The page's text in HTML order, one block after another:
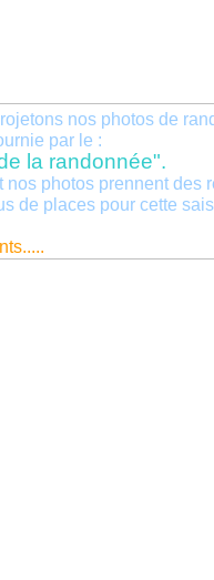
nos photos de
par le :
la randonnée".
photos prennent des
de places pour cette